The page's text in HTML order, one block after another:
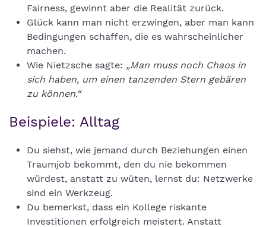
Fairness, gewinnt aber die Realität zurück.
Glück kann man nicht erzwingen, aber man kann
Bedingungen schaffen, die es wahrscheinlicher
machen.
Wie Nietzsche sagte: „Man muss noch Chaos in
sich haben, um einen tanzenden Stern gebären
zu können.“
Beispiele: Alltag
Du siehst, wie jemand durch Beziehungen einen
Traumjob bekommt, den du nie bekommen
würdest, anstatt zu wüten, lernst du: Netzwerke
sind ein Werkzeug.
Du bemerkst, dass ein Kollege riskante
Investitionen erfolgreich meistert. Anstatt